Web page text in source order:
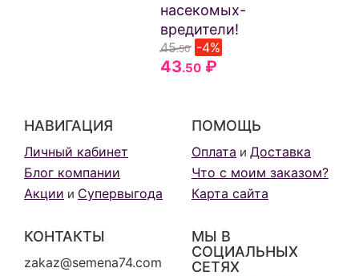
насекомых-
вредители!
45.50 -4%
43.50 ₽
НАВИГАЦИЯ
Личный кабинет
Блог компании
Акции и Супервыгода
ПОМОЩЬ
Оплата и Доставка
Что с моим заказом?
Карта сайта
КОНТАКТЫ
zakaz@semena74.com
МЫ В
СОЦИАЛЬНЫХ
СЕТЯХ